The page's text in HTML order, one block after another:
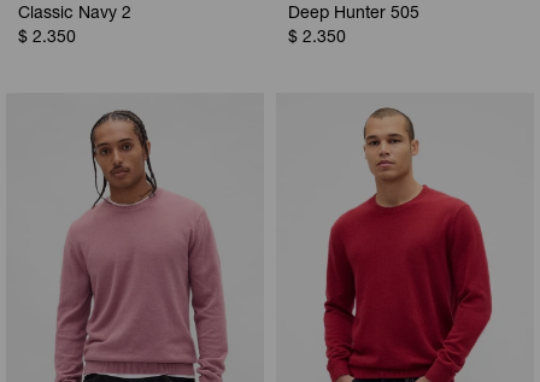
Classic Navy 2
$ 2.350
Deep Hunter 505
$ 2.350